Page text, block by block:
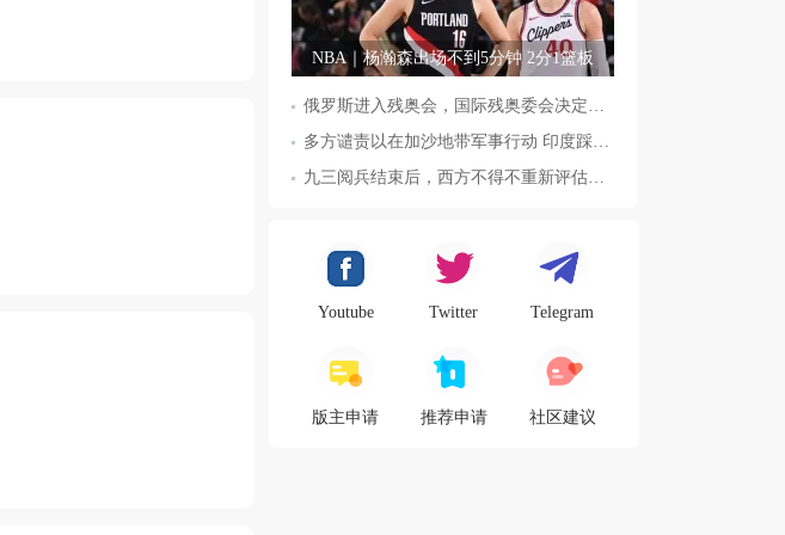
NBA｜杨瀚森出场不到5分钟 2分1篮板
Youtube Twitter Telegram
版主申请 推荐申请 社区建议